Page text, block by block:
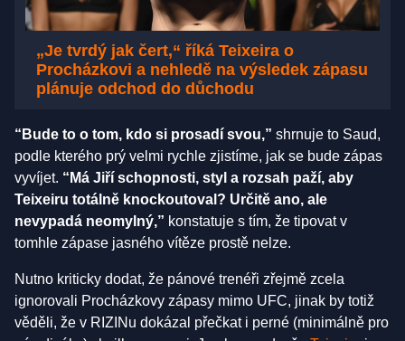
„Je tvrdý jak čert,“ říká Teixeira o
Procházkovi a nehledě na výsledek zápasu
plánuje odchod do důchodu
“Bude to o tom, kdo si prosadí svou,” shrnuje to Saud,
podle kterého prý velmi rychle zjistíme, jak se bude zápas
vyvíjet. “Má Jiří schopnosti, styl a rozsah paží, aby
Teixeiru totálně knockoutoval? Určitě ano, ale
nevypadá neomylný,” konstatuje s tím, že tipovat v
tomhle zápase jasného vítěze prostě nelze.
Nutno kriticky dodat, že pánové trenéři zřejmě zcela
ignorovali Procházkovy zápasy mimo UFC, jinak by totiž
věděli, že v RIZINu dokázal přečkat i perné (minimálně pro